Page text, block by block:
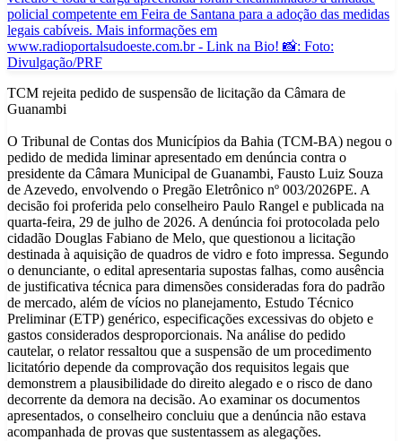
TCM rejeita pedido de suspensão de licitação da Câmara de
Guanambi
O Tribunal de Contas dos Municípios da Bahia (TCM-BA) negou o
pedido de medida liminar apresentado em denúncia contra o
presidente da Câmara Municipal de Guanambi, Fausto Luiz Souza
de Azevedo, envolvendo o Pregão Eletrônico nº 003/2026PE. A
decisão foi proferida pelo conselheiro Paulo Rangel e publicada na
quarta-feira, 29 de julho de 2026. A denúncia foi protocolada pelo
cidadão Douglas Fabiano de Melo, que questionou a licitação
destinada à aquisição de quadros de vidro e foto impressa. Segundo
o denunciante, o edital apresentaria supostas falhas, como ausência
de justificativa técnica para dimensões consideradas fora do padrão
de mercado, além de vícios no planejamento, Estudo Técnico
Preliminar (ETP) genérico, especificações excessivas do objeto e
gastos considerados desproporcionais. Na análise do pedido
cautelar, o relator ressaltou que a suspensão de um procedimento
licitatório depende da comprovação dos requisitos legais que
demonstrem a plausibilidade do direito alegado e o risco de dano
decorrente da demora na decisão. Ao examinar os documentos
apresentados, o conselheiro concluiu que a denúncia não estava
acompanhada de provas que sustentassem as alegações.